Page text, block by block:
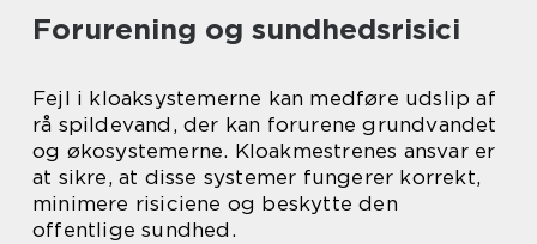
Forurening og sundhedsrisici
Fejl i kloaksystemerne kan medføre udslip af
rå spildevand, der kan forurene grundvandet
og økosystemerne. Kloakmestrenes ansvar er
at sikre, at disse systemer fungerer korrekt,
minimere risiciene og beskytte den
offentlige sundhed.